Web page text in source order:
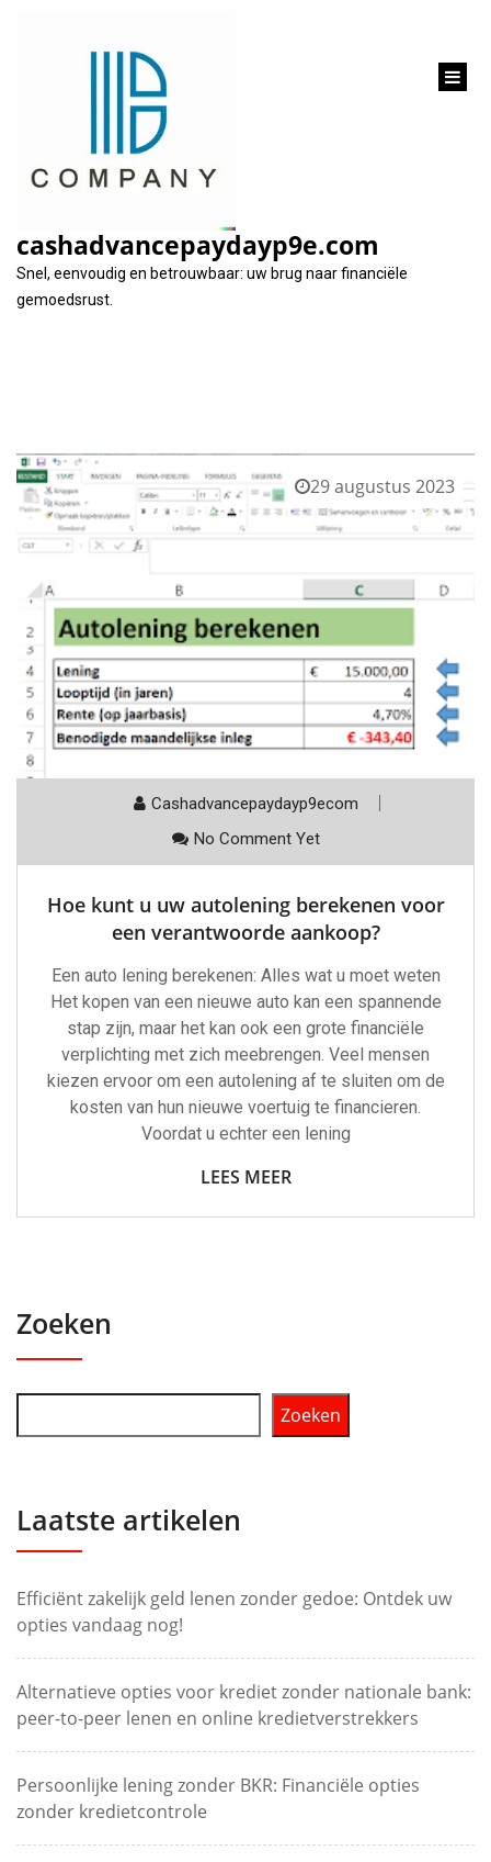
cashadvancepaydayp9e.com
Snel, eenvoudig en betrouwbaar: uw brug naar financiële
gemoedsrust.
Tag:auto lening berekenen
29 augustus 2023
Cashadvancepaydayp9ecom
No Comment Yet
Hoe kunt u uw autolening berekenen voor
een verantwoorde aankoop?
Een auto lening berekenen: Alles wat u moet weten
Het kopen van een nieuwe auto kan een spannende
stap zijn, maar het kan ook een grote financiële
verplichting met zich meebrengen. Veel mensen
kiezen ervoor om een autolening af te sluiten om de
kosten van hun nieuwe voertuig te financieren.
Voordat u echter een lening
LEES MEER
Zoeken
Zoeken
Laatste artikelen
Efficiënt zakelijk geld lenen zonder gedoe: Ontdek uw
opties vandaag nog!
Alternatieve opties voor krediet zonder nationale bank:
peer-to-peer lenen en online kredietverstrekkers
Persoonlijke lening zonder BKR: Financiële opties
zonder kredietcontrole